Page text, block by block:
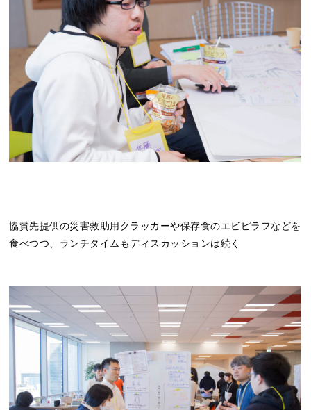
協賛先提供の災害救助用クラッカーや保存食のエビピラフなどを
食べつつ、ランチタイムもディスカッションは続く